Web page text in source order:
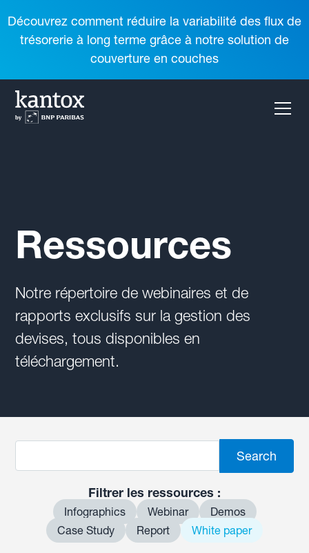
Découvrez comment réduire la variabilité des flux de
trésorerie à long terme grâce à notre solution de
couverture en couches
Ressources
Notre répertoire de webinaires et de
rapports exclusifs sur la gestion des
devises, tous disponibles en
téléchargement.
Filtrer les ressources :
Infographics Webinar
Demos
Case Study
Report White paper